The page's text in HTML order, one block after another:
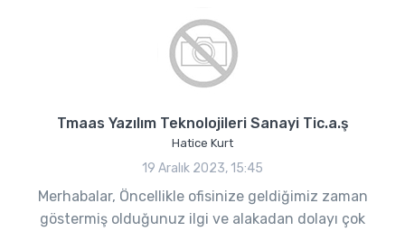
Tmaas Yazılım Teknolojileri Sanayi Tic.a.ş
Hatice Kurt
19 Aralık 2023, 15:45
Merhabalar, Öncellikle ofisinize geldiğimiz zaman
göstermiş olduğunuz ilgi ve alakadan dolayı çok